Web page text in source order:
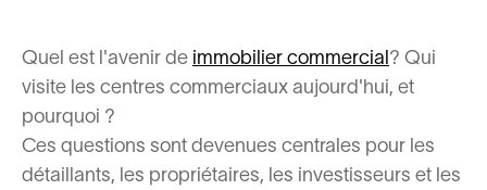
Quel est l'avenir de immobilier commercial ? Qui
visite les centres commerciaux aujourd'hui, et
pourquoi ?
Ces questions sont devenues centrales pour les
détaillants, les propriétaires, les investisseurs et les